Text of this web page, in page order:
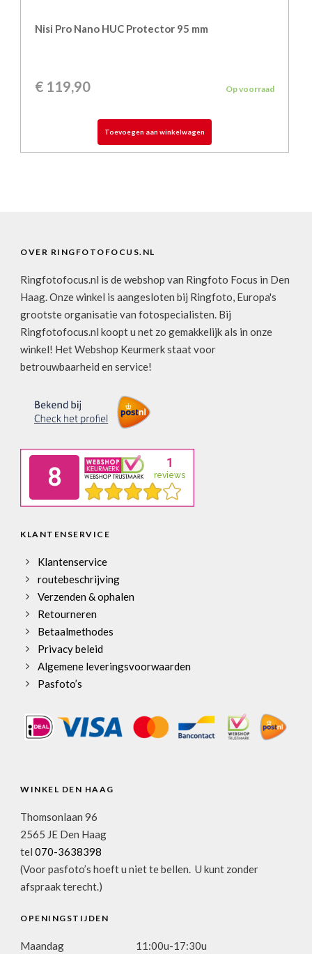
Nisi Pro Nano HUC Protector 95 mm
€ 119,90 Op voorraad
Toevoegen aan winkelwagen
OVER RINGFOTOFOCUS.NL
Ringfotofocus.nl is de webshop van Ringfoto Focus in Den
Haag. Onze winkel is aangesloten bij Ringfoto, Europa's
grootste organisatie van fotospecialisten. Bij
Ringfotofocus.nl koopt u net zo gemakkelijk als in onze
winkel! Het Webshop Keurmerk staat voor
betrouwbaarheid en service!
KLANTENSERVICE
Klantenservice
routebeschrijving
Verzenden & ophalen
Retourneren
Betaalmethodes
Privacy beleid
Algemene leveringsvoorwaarden
Pasfoto’s
WINKEL DEN HAAG
Thomsonlaan 96
2565 JE Den Haag
tel 070-3638398
(Voor pasfoto’s hoeft u niet te bellen. U kunt zonder
afspraak terecht.)
OPENINGSTIJDEN
Maandag 11:00u-17:30u